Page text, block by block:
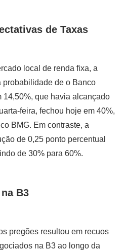
de Taxas
local de renda fixa, a
probabilidade de o Banco
14,50%, que havia alcançado
feira, fechou hoje em 40%,
BMG. Em contraste, a
de 0,25 ponto percentual
de 30% para 60%.
B3
pregões resultou em recuos
na B3 ao longo da